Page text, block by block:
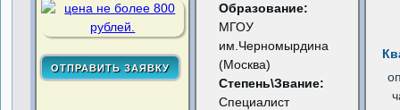
Образование:
МГОУ
им.Черномырдина
(Москва)
Степень\Звание:
Специалист